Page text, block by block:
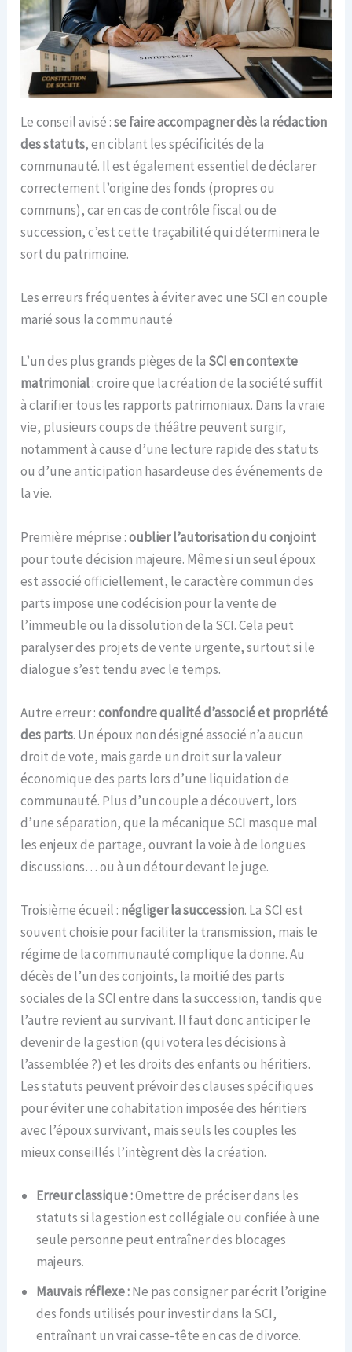
Le conseil avisé :se faire accompagner dès la rédaction
des statuts, en ciblant les spécificités de la
communauté. Il est également essentiel de déclarer
correctement l’origine des fonds (propres ou
communs), car en cas de contrôle fiscal ou de
succession, c’est cette traçabilité qui déterminera le
sort du patrimoine.
Les erreurs fréquentes à éviter avec une SCI en couple
marié sous la communauté
L’un des plus grands pièges de la SCI en contexte
matrimonial: croire que la création de la société suffit
à clarifier tous les rapports patrimoniaux. Dans la vraie
vie, plusieurs coups de théâtre peuvent surgir,
notamment à cause d’une lecture rapide des statuts
ou d’une anticipation hasardeuse des événements de
la vie.
Première méprise :oublier l’autorisation du conjoint
pour toute décision majeure. Même si un seul époux
est associé officiellement, le caractère commun des
parts impose une codécision pour la vente de
l’immeuble ou la dissolution de la SCI. Cela peut
paralyser des projets de vente urgente, surtout si le
dialogue s’est tendu avec le temps.
Autre erreur :confondre qualité d’associé et propriété
des parts. Un époux non désigné associé n’a aucun
droit de vote, mais garde un droit sur la valeur
économique des parts lors d’une liquidation de
communauté. Plus d’un couple a découvert, lors
d’une séparation, que la mécanique SCI masque mal
les enjeux de partage, ouvrant la voie à de longues
discussions… ou à un détour devant le juge.
Troisième écueil : négliger la succession. La SCI est
souvent choisie pour faciliter la transmission, mais le
régime de la communauté complique la donne. Au
décès de l’un des conjoints, la moitié des parts
sociales de la SCI entre dans la succession, tandis que
l’autre revient au survivant. Il faut donc anticiper le
devenir de la gestion (qui votera les décisions à
l’assemblée ?) et les droits des enfants ou héritiers.
Les statuts peuvent prévoir des clauses spécifiques
pour éviter une cohabitation imposée des héritiers
avec l’époux survivant, mais seuls les couples les
mieux conseillés l’intègrent dès la création.
Erreur classique :Omettre de préciser dans les
statuts si la gestion est collégiale ou confiée à une
seule personne peut entraîner des blocages
majeurs.
Mauvais réflexe :Ne pas consigner par écrit l’origine
des fonds utilisés pour investir dans la SCI,
entraînant un vrai casse-tête en cas de divorce.